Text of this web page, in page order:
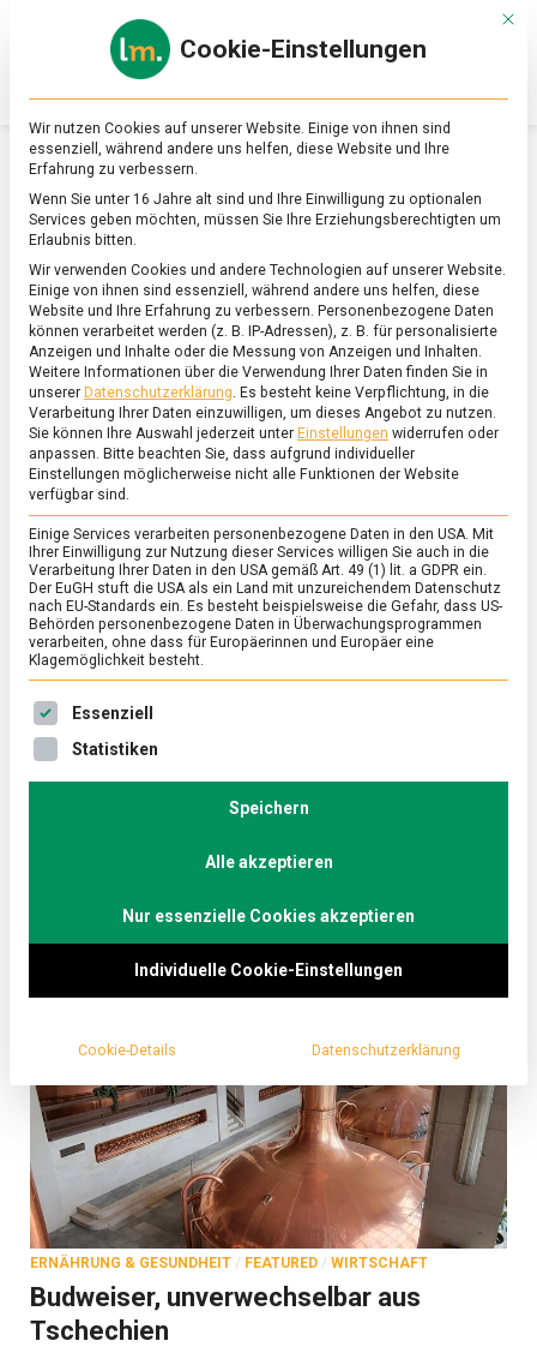
Online-
Magazin
zu
&
Ernährung
WIRTSCHAFT
ERNÄHRUNG & GESUNDHEIT /FEATURED/WIRTSCHAFT
Teebeutel – Genuss zum Reinhängen
20. Mai 2025 Johannes
Teebeutel
Teebeutel kennt man wahrscheinlich auf der ganzen
Welt als einfache und praktische Möglichkeit für
Unternehmen, das den Teebeutel in seiner heute
ERNÄHRUNG & GESUNDHEIT / FEATURED / WIRTSCHAFT
Budweiser, unverwechselbar aus
Tschechien
Mit
Cookie-Einstellungen
Wir nutzen Cookies auf unserer Website. Einige von ihnen sind
essenziell, während andere uns helfen, diese Website und Ihre
Erfahrung zu verbessern.
Wenn Sie unter 16 Jahre alt sind und Ihre Einwilligung zu optionalen
Services geben möchten, müssen Sie Ihre Erziehungsberechtigten um
Erlaubnis bitten.
Wir verwenden Cookies und andere Technologien auf unserer Website.
Einige von ihnen sind essenziell, während andere uns helfen, diese
Website und Ihre Erfahrung zu verbessern. Personenbezogene Daten
können verarbeitet werden (z. B. IP-Adressen), z. B. für personalisierte
Anzeigen und Inhalte oder die Messung von Anzeigen und Inhalten.
Weitere Informationen über die Verwendung Ihrer Daten finden Sie in
unserer Datenschutzerklärung. Es besteht keine Verpflichtung, in die
Verarbeitung Ihrer Daten einzuwilligen, um dieses Angebot zu nutzen.
Sie können Ihre Auswahl jederzeit unter Einstellungen widerrufen oder
anpassen. Bitte beachten Sie, dass aufgrund individueller
Einstellungen möglicherweise nicht alle Funktionen der Website
verfügbar sind.
Einige Services verarbeiten personenbezogene Daten in den USA. Mit
Ihrer Einwilligung zur Nutzung dieser Services willigen Sie auch in die
Verarbeitung Ihrer Daten in den USA gemäß Art. 49 (1) lit. a GDPR ein.
Der EuGH stuft die USA als ein Land mit unzureichendem Datenschutz
nach EU-Standards ein. Es besteht beispielsweise die Gefahr, dass US-
Behörden personenbezogene Daten in Überwachungsprogrammen
verarbeiten, ohne dass für Europäerinnen und Europäer eine
Klagemöglichkeit besteht.
Es folgt eine Liste der Service-Gruppen, für die eine
Essenziell
Statistiken
Speichern
Alle akzeptieren
Nur essenzielle Cookies akzeptieren
Individuelle Cookie-Einstellungen
Cookie-Details Datenschutzerklärung